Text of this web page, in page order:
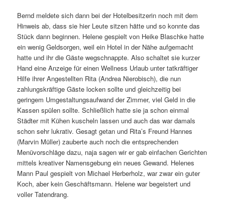
Bernd meldete sich dann bei der Hotelbesitzerin noch mit dem
Hinweis ab, dass sie hier Leute sitzen hätte und so konnte das
Stück dann beginnen. Helene gespielt von Heike Blaschke hatte
ein wenig Geldsorgen, weil ein Hotel in der Nähe aufgemacht
hatte und ihr die Gäste wegschnappte. Also schaltet sie kurzer
Hand eine Anzeige für einen Wellness Urlaub unter tatkräftiger
Hilfe ihrer Angestellten Rita (Andrea Nierobisch), die nun
zahlungskräftige Gäste locken sollte und gleichzeitig bei
geringem Umgestaltungsaufwand der Zimmer, viel Geld in die
Kassen spülen sollte. Schließlich hatte sie ja schon einmal
Städter mit Kühen kuscheln lassen und auch das war damals
schon sehr lukrativ. Gesagt getan und Rita’s Freund Hannes
(Marvin Müller) zauberte auch noch die entsprechenden
Menüvorschläge dazu, naja sagen wir er gab einfachen Gerichten
mittels kreativer Namensgebung ein neues Gewand. Helenes
Mann Paul gespielt von Michael Herberholz, war zwar ein guter
Koch, aber kein Geschäftsmann. Helene war begeistert und
voller Tatendrang.